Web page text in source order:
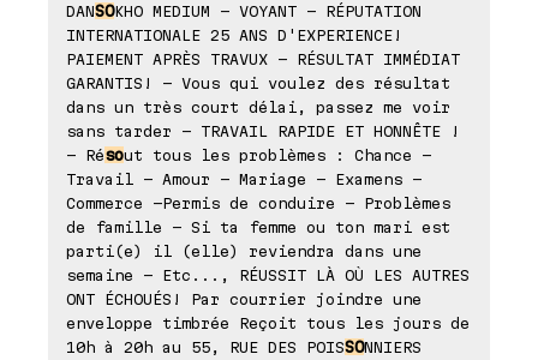
DANSOKHO MEDIUM - VOYANT - RÉPUTATION
INTERNATIONALE 25 ANS D'EXPERIENCE!
PAIEMENT APRÈS TRAVUX - RÉSULTAT IMMÉDIAT
GARANTIS! - Vous qui voulez des résultat
dans un très court délai, passez me voir
sans tarder - TRAVAIL RAPIDE ET HONNÊTE !
- Résout tous les problèmes : Chance -
Travail - Amour - Mariage - Examens -
Commerce -Permis de conduire - Problèmes
de famille - Si ta femme ou ton mari est
parti(e) il (elle) reviendra dans une
semaine - Etc..., RÉUSSIT LÀ OÙ LES AUTRES
ONT ÉCHOUÉS! Par courrier joindre une
enveloppe timbrée Reçoit tous les jours de
10h à 20h au 55, RUE DES POISSONNIERS